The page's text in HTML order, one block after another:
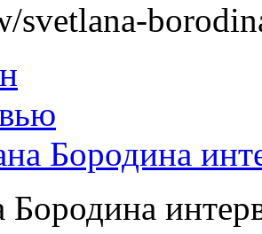
svetlana-
Бородина
Бородина